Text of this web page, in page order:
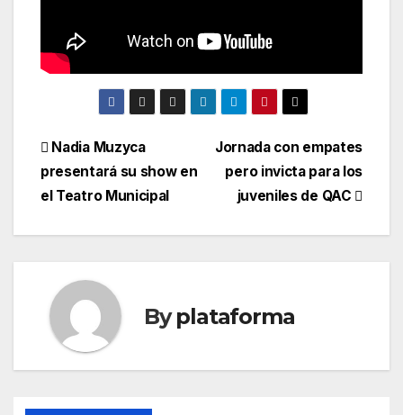
Jornada con empates
pero invicta para los
juveniles de QAC
Nadia Muzyca
presentará su show en
el Teatro Municipal
Byplataforma